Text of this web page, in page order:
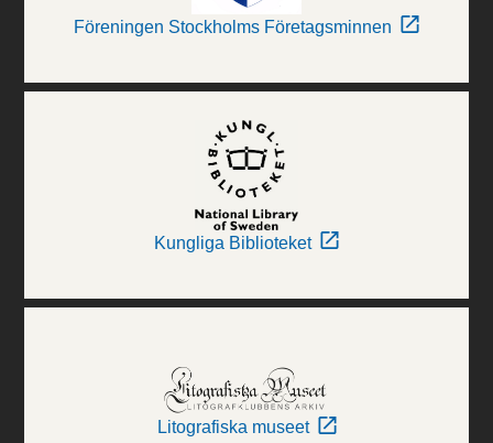
Föreningen Stockholms Företagsminnen
Kungliga Biblioteket
Litografiska museet